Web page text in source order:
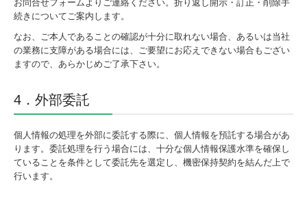
お問合せフォームよりご連絡ください。折り返し開示・訂正・削除手
続きについてご案内します。
なお、ご本人であることの確認が十分に取れない場合、あるいは当社
の業務に支障がある場合には、ご要望にお応えできない場合もござい
ますので、あらかじめご了承下さい。
4．外部委託
個人情報の処理を外部に委託する際に、個人情報を預託する場合があ
ります。委託処理を行う場合には、十分な個人情報保護水準を確保し
ていることを条件として委託先を選定し、機密保持契約を結んだ上で
行います。